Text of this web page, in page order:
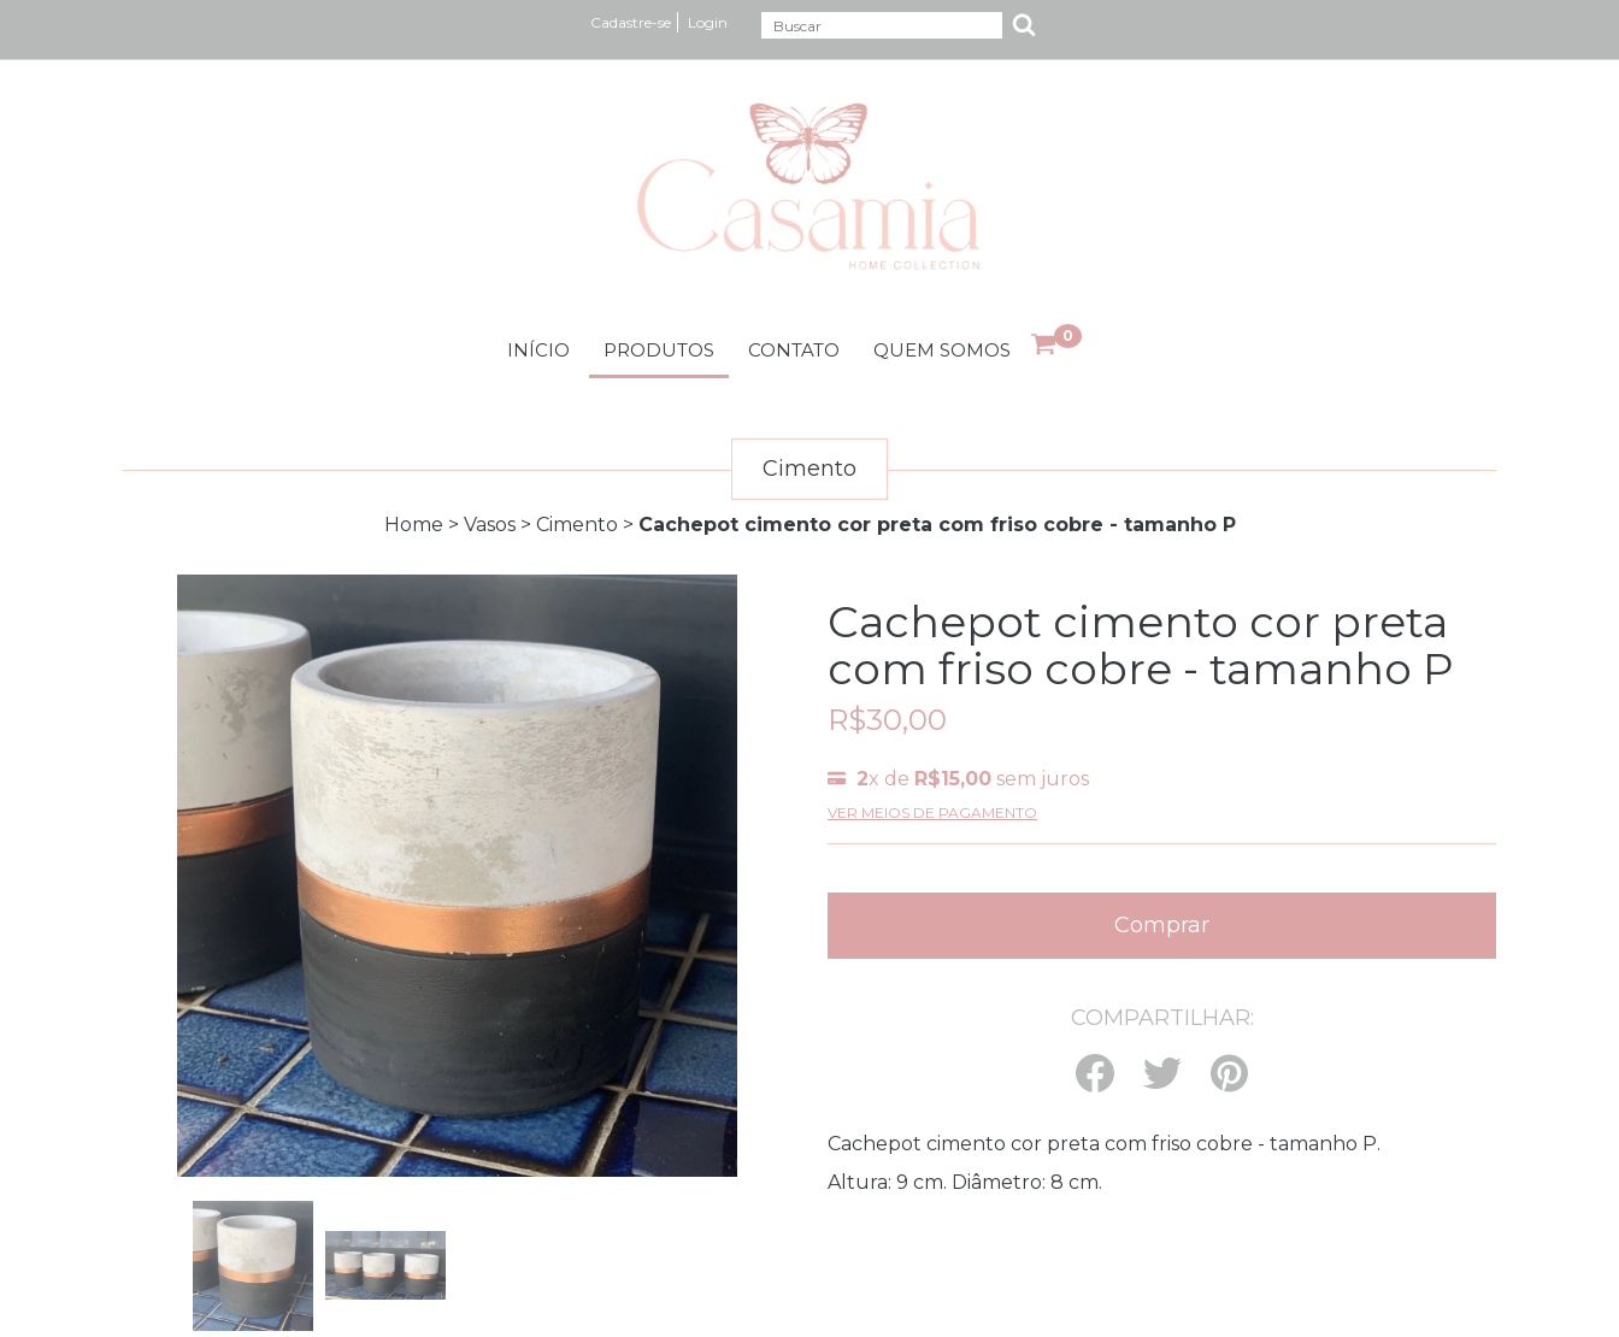
Cadastre-se Login
INÍCIO PRODUTOS CONTATO QUEM SOMOS
0
Cimento
Home > Vasos > Cimento > Cachepot cimento cor preta com friso cobre - tamanho P
Cachepot cimento cor preta
com friso cobre - tamanho P
R$30,00
2x de R$15,00 sem juros
VER MEIOS DE PAGAMENTO
COMPARTILHAR:
Cachepot cimento cor preta com friso cobre - tamanho P.
Altura: 9 cm. Diâmetro: 8 cm.